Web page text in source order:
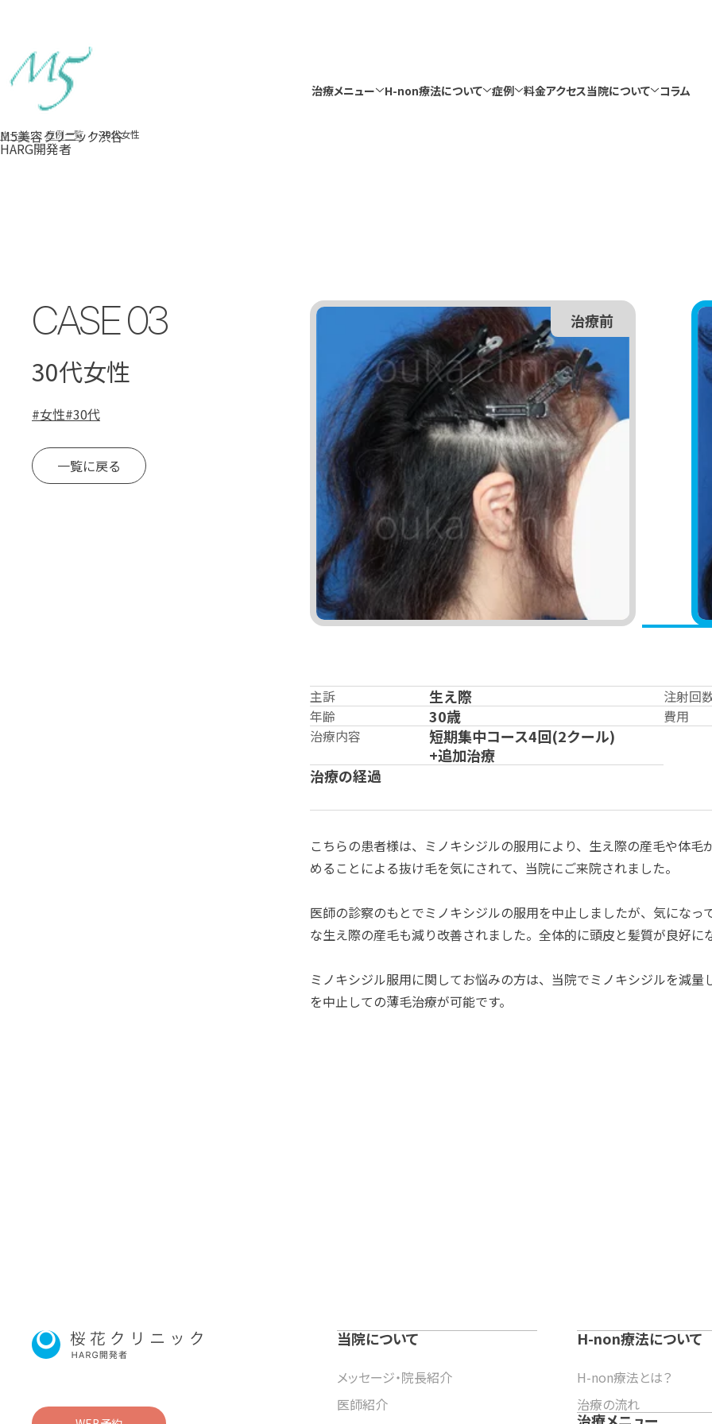
M5美容クリニック渋谷
HARG開発者
治療メニュー
H-non療法について 症例 料金アクセス当院について
コラム
ホーム 症例一覧 30代女性
CASE03
30代女性
#女性#30代
一覧に戻る
治療前
主訴 生え際
年齢 30歳
治療内容
短期集中コース4回(2クール)
+追加治療
注射回
費用
治療の経過
こちらの患者様は、ミノキシジルの服用により、生え際の産毛や体
めることによる抜け毛を気にされて、当院にご来院されました。
医師の診察のもとでミノキシジルの服用を中止しましたが、気にな
な生え際の産毛も減り改善されました。全体的に頭皮と髪質が良好に
ミノキシジル服用に関してお悩みの方は、当院でミノキシジルを減
を中止しての薄毛治療が可能です。
当院について
メッセージ・院長紹介
医師紹介
H-non療法について
H-non療法とは？
治療の流れ
治療メニュー